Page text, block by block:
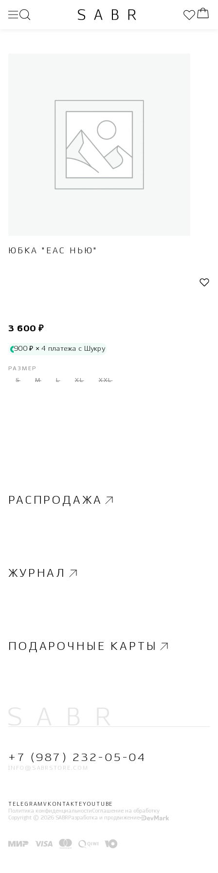
ЮБКА "ЕАС НЬЮ"
3 600 ₽
900 ₽ × 4 платежа с Шукру
РАЗМЕР
S M L XL XXL
РАСПРОДАЖА
ЖУРНАЛ
ПОДАРОЧНЫЕ КАРТЫ
+7 (987) 232-05-04
INFO@SABRSTORE.COM
TELEGRAMVKONTAKTE YOUTUBE
Политика конфиденциальности Соглашение на обработку
Copyright © 2026 SABR Разработка и продвижение